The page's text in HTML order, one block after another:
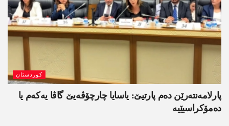
کوردستان
پارلامەنتەرێن دەم پارتیێ: یاسایا چارچۆڤەیێ گاڤا یەکەم یا
دەمۆکراسیێیە